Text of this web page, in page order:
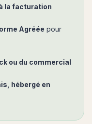
la facturation
Agréée pour
ou du commercial
hébergé en